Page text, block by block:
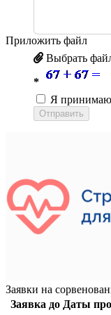
Приложить файл
Выбрать
*
Я принимаю
Отправить
Заявки на
Заявка до Даты